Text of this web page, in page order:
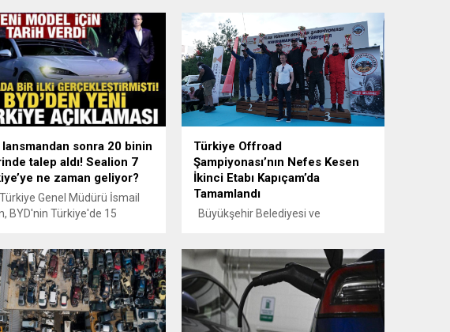
lansmandan sonra 20 binin
talep aldı! Sealion 7
ne zaman geliyor?
Genel Müdürü İsmail
BYD'nin Türkiye'de 15
sipariş aldığını
Ergun, Çinli devin SUV
SEALION 7 için de tarih verdi.
Türkiye Offroad
Şampiyonası’nın Nefes Kesen
İkinci Etabı Kapıçam’da
Tamamlandı
Büyükşehir Belediyesi ve
Parkı’nda düzenlenen 2026 Türkiye
Offroad Şampiyonası’nın ikinci
ayağı tamamlandı. 14 farklı
şehirden gelen 44 sporcu, iki gün
boyunca mücadele ederek kürsü